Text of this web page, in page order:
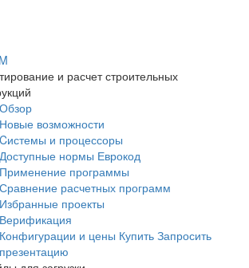
и расчет строительных
Обзор
Новые возможности
Cистемы и процессоры
Доступные нормы Еврокод
Применение программы
Сравнение расчетных программ
Избранные проекты
Верификация
Конфигурации и цены Купить Запросить
презентацию